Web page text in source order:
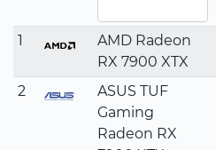
1
AMD Radeon
RX 7900 XTX
2
ASUS TUF
Gaming
Radeon RX